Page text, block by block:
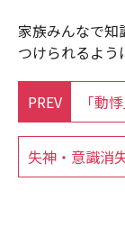
家族みんなで知
つけられるよう
PREV 「動
失神・意識消